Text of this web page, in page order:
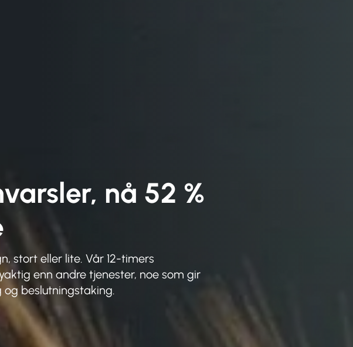
nå 52 %
stort eller lite. Vår 12-timers
enn andre tjenester, noe som gir
beslutningstaking.